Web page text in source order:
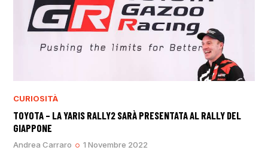
CURIOSITÀ
TOYOTA – LA YARIS RALLY2 SARÀ PRESENTATA AL RALLY DEL
GIAPPONE
Andrea Carraro 1 Novembre 2022